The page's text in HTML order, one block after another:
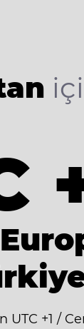
UTC +1 /